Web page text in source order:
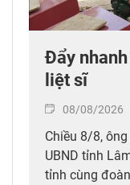
Đẩy
liệt sĩ
08/08/2026
Chiều 8/8,
UBND tỉnh
tỉnh cùng